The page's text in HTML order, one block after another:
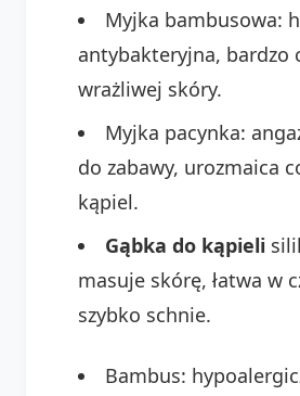
Myjka bambusowa:
antybakteryjna, bardzo
wrażliwej skóry.
Myjka pacynka:
do zabawy, urozmaica
kąpiel.
Gąbka do kąpieli
masuje skórę, łatwa w
szybko schnie.
Bambus: